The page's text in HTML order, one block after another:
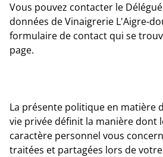
Vous pouvez contacter le
données de Vinaigrerie L'Aigre-
formulaire de contact qui se
page.
La présente politique en matière
vie privée définit la manière dont
caractère personnel vous
traitées et partagées lors de